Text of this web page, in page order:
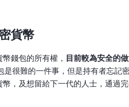
貨幣
錢包的所有權， 目前較為安全的
是很難的一件事，但是持有者忘記
，及想留給下一代的人士，通過